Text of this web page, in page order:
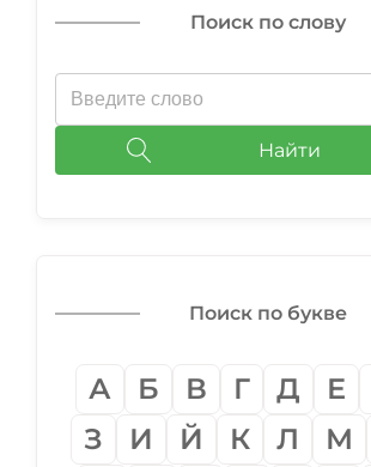
Поиск по слову
Найти
Поиск по букве
А Б В Г Д Е
З
И Й К Л М